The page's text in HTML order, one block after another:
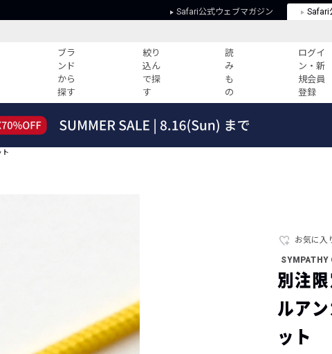
Safari公式ウェブマガジン Safari
ブラ
ンド
から
探す
絞り
込ん
で探
す
読
み
も
の
ログイ
ン・新
規会員
登録
すべての記事
レコメンドアイテム
ピックアップアイテム
特定商取引に関する法律
ト
お気に入
SYMPATHY
別注
ルア
ット